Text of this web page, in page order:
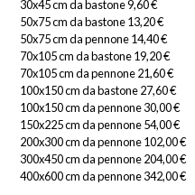
30x45 cm da bastone 9,60 €
50x75 cm da bastone 13,20 €
50x75 cm da pennone 14,40 €
70x105 cm da bastone 19,20 €
70x105 cm da pennone 21,60 €
100x150 cm da bastone 27,60 €
100x150 cm da pennone 30,00 €
150x225 cm da pennone 54,00 €
200x300 cm da pennone 102,00 €
300x450 cm da pennone 204,00 €
400x600 cm da pennone 342,00 €